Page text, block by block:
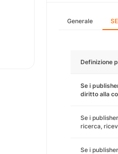
Generale
Definizione
Se i
diritto alla
Se i
ricerca,
Se i